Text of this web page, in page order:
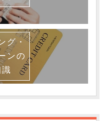
グ・
ンの